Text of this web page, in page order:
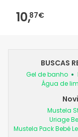
10,87€
BUSCAS
Gel de banho
Água de
Mustela
Uriage
Mustela Pack Bebé